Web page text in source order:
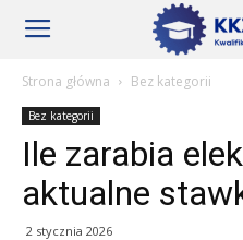
Szkoły
KKZ
Strona główna Bez kategorii
Bez kategorii
Ile zarabia
aktualne
2 stycznia 2026